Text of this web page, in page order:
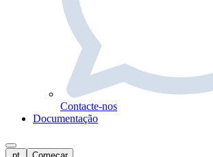
Contacte-nos
Documentação